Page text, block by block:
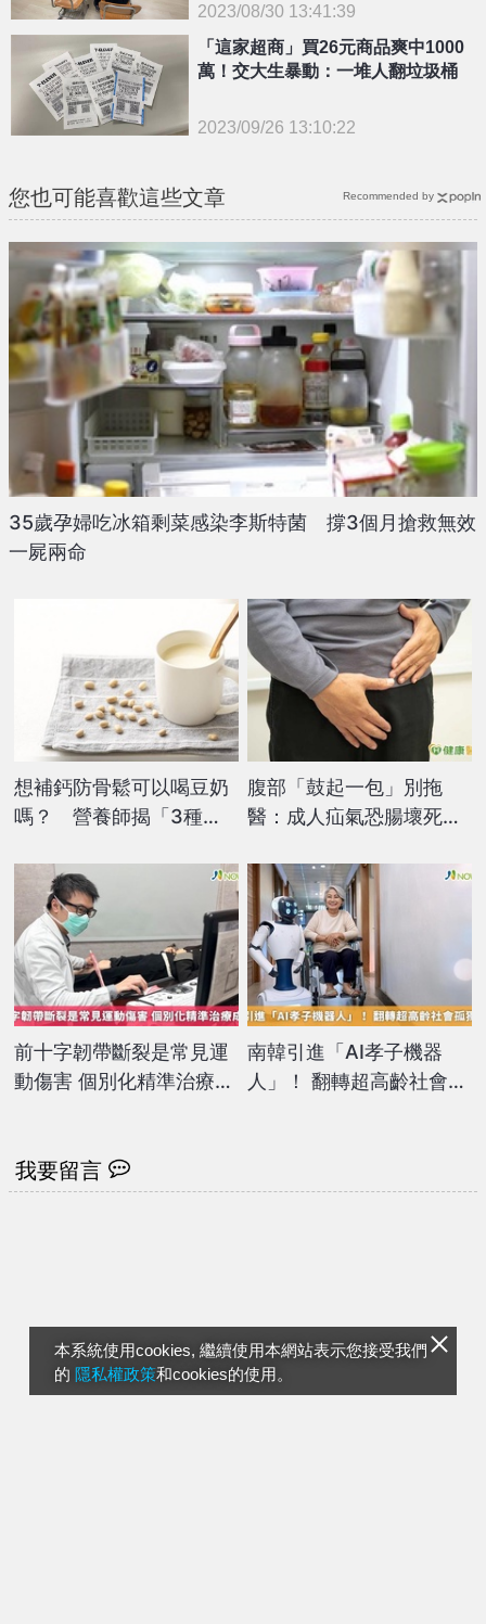
本系統使用cookies, 繼續使用本網站表示您接受我們
的 隱私權政策和cookies的使用。
{PLAYICON}
2023/08/30 13:41:39
「這家超商」買26元商品爽中1000
萬！交大生暴動：一堆人翻垃圾桶
2023/09/26 13:10:22
您也可能喜歡這些文章
35歲孕婦吃冰箱剩菜感染李斯特菌 撐3個月搶救無效
一屍兩命
想補鈣防骨鬆可以喝豆奶
嗎？ 營養師揭「3種
腹部「鼓起一包」別拖
醫：成人疝氣恐腸壞死
前十字韌帶斷裂是常見運
動傷害 個別化精準治療成
南韓引進「AI孝子機器
人」！ 翻轉超高齡社會孤
Recommended by
我要留言